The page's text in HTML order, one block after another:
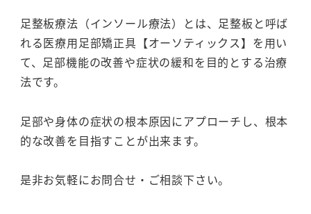
足整板療法（インソール療法）とは、足整板と呼ば
れる医療用足部矯正具【オーソティックス】を用い
て、足部機能の改善や症状の緩和を目的とする治療
法です。
足部や身体の症状の根本原因にアプローチし、根本
的な改善を目指すことが出来ます。
是非お気軽にお問合せ・ご相談下さい。